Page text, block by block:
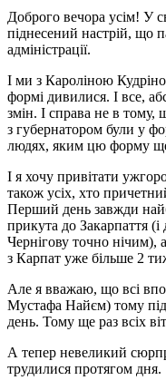
Доброго вечора усім! У
піднесений настрій, що
адміністрації.
І ми з Кароліною
формі дивилися. І все,
змін. І справа не в
з губернатором були у
людях, яким цю форму
І я хочу привітати
також усіх, хто
Перший день завжди
прикута до Закарпаття
Чернігову точно нічим),
з Карпат уже більше 2
Але я вважаю, що всі
Мустафа Найєм) тому
день. Тому ще раз всіх
А тепер невеликий
трудилися протягом дня.